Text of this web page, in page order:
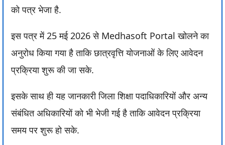
को पत्र भेजा है.
इस पत्र में 25 मई 2026 से Medhasoft Portal खोलने का
अनुरोध किया गया है ताकि छात्रवृत्ति योजनाओं के लिए आवेदन
प्रक्रिया शुरू की जा सके.
इसके साथ ही यह जानकारी जिला शिक्षा पदाधिकारियों और अन्य
संबंधित अधिकारियों को भी भेजी गई है ताकि आवेदन प्रक्रिया
समय पर शुरू हो सके.